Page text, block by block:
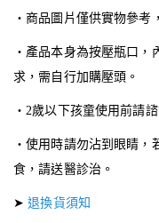
・商品圖片僅供實物參考
・產品本身為按壓瓶口
求，需自行加購壓頭。
・2歲以下孩童使用前請
・使用時請勿沾到眼睛
食，請送醫診治。
➤退換貨須知